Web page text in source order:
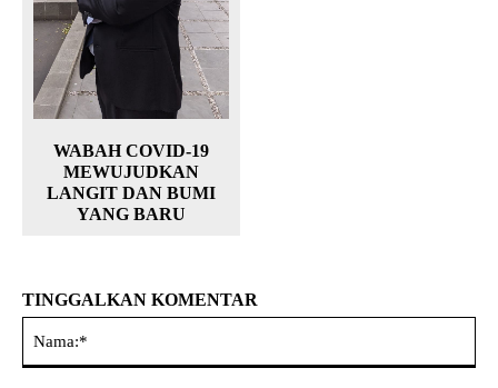
WABAH COVID-19
MEWUJUDKAN
LANGIT DAN BUMI
YANG BARU
TINGGALKAN KOMENTAR